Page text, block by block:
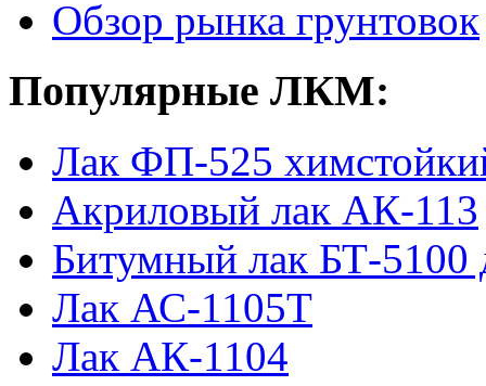
Обзор рынка грунтовок
Популярные ЛКМ:
Лак ФП-525
Акриловый лак АК-113
Битумный лак БТ-5100
Лак АС-1105Т
Лак АК-1104